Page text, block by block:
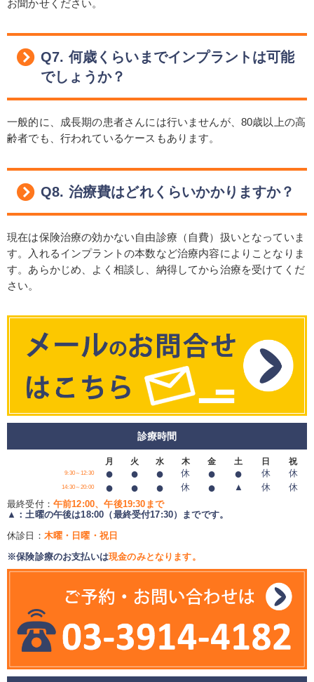
お聞かせください。
Q7. 何歳くらいまでインプラントは可能
でしょうか？
一般的に、成長期の患者さんには行いませんが、80歳以上の高
齢者でも、行われているケースもあります。
Q8. 治療費はどれくらいかかりますか？
現在は保険治療の効かない自由診療（自費）扱いとなっていま
す。入れるインプラントの本数など治療内容によりことなりま
す。あらかじめ、よく相談し、納得してから治療を受けてくだ
さい。
診療時間
月 火 水 木 金 土 日 祝
9:30～12:30 ● ● ● 休 ● ● 休 休
14:30～20:00 ● ● ● 休 ● ▲ 休
休
最終受付： 午前12:00、午後19:30まで
▲：土曜の午後は18:00（最終受付17:30）までです。
休診日： 木曜・日曜・祝日
※保険診療のお支払いは現金のみとなります。